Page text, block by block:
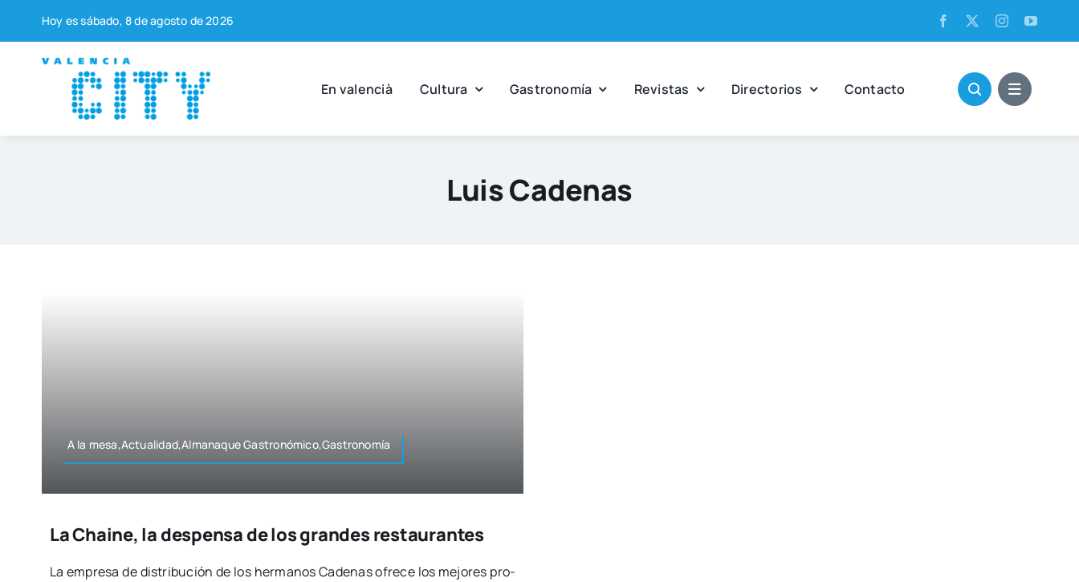
contenido
Hoy es sába­do, 8 de agos­to de 2026
En valen­cià Cul­tu­ra Gas­tro­no­mía Revis­tas Direc­to­rios Con­tac­to
Luis Cadenas
A la mesa,Actualidad,Almanaque Gastronómico,Gastronomía
La Chaine, la despensa de los grandes restaurantes
La empre­sa de dis­tri­bu­ción de los her­ma­nos Cade­nas ofre­ce los mejo­res pro­